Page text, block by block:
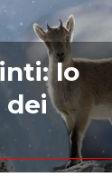
lo
dei